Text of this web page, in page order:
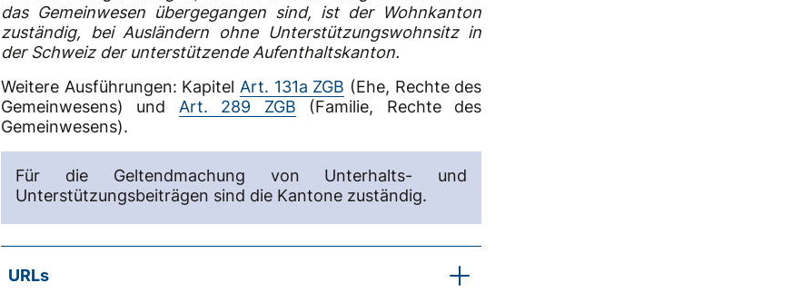
das Gemeinwesen übergegangen sind, ist der Wohnkanton
zuständig, bei Ausländern ohne Unterstützungswohnsitz in
der Schweiz der unterstützende Aufenthaltskanton.
Weitere Ausführungen: Kapitel Art. 131a ZGB (Ehe, Rechte des
Gemeinwesens) und Art. 289 ZGB (Familie, Rechte des
Gemeinwesens).
Für die Geltendmachung von Unterhalts- und
Unterstützungsbeiträgen sind die Kantone zuständig.
URLs